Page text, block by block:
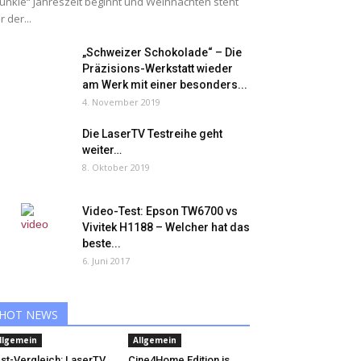
der...
„Schweizer Schokolade“ – Die
Präzisions-Werkstatt wieder
am Werk mit einer besonders...
4. November 2019
Die LaserTV Testreihe geht
weiter…
8. Oktober 2019
Video-Test: Epson TW6700 vs
Vivitek H1188 – Welcher hat das
beste...
6. Juni 2017
HOT NEWS
Allgemein